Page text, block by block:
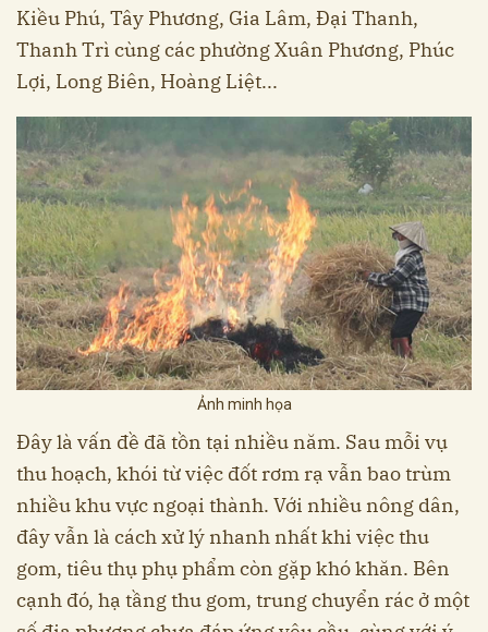
Kiều Phú, Tây Phương, Gia Lâm, Đại Thanh,
Thanh Trì cùng các phường Xuân Phương, Phúc
Lợi, Long Biên, Hoàng Liệt...
Ảnh minh họa
Đây là vấn đề đã tồn tại nhiều năm. Sau mỗi vụ
thu hoạch, khói từ việc đốt rơm rạ vẫn bao trùm
nhiều khu vực ngoại thành. Với nhiều nông dân,
đây vẫn là cách xử lý nhanh nhất khi việc thu
gom, tiêu thụ phụ phẩm còn gặp khó khăn. Bên
cạnh đó, hạ tầng thu gom, trung chuyển rác ở một